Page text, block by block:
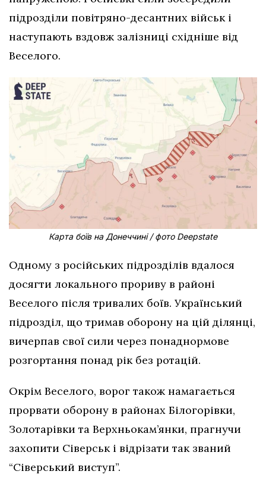
підрозділи повітряно-десантних військ і
наступають вздовж залізниці східніше від
Веселого.
Карта боїв на Донеччині / фото Deepstate
Одному з російських підрозділів вдалося
досягти локального прориву в районі
Веселого після тривалих боїв. Український
підрозділ, що тримав оборону на цій ділянці,
вичерпав свої сили через понаднормове
розгортання понад рік без ротацій.
Окрім Веселого, ворог також намагається
прорвати оборону в районах Білогорівки,
Золотарівки та Верхньокам’янки, прагнучи
захопити Сіверськ і відрізати так званий
“Сіверський виступ”.